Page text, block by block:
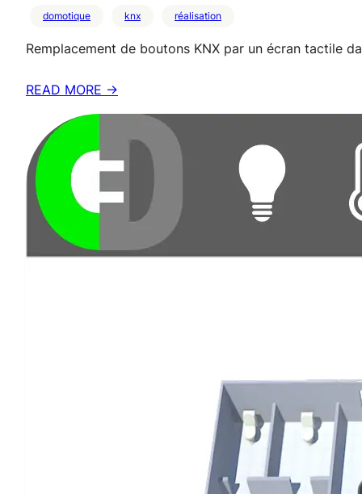
domotique knx réalisation
Remplacement de boutons KNX par un écran tactile
READ MORE →